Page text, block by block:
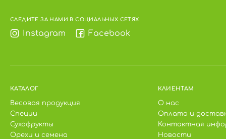
СЛЕДИТЕ ЗА НАМИ В СОЦИАЛЬНЫХ СЕТЯХ
Instagram Facebook
КАТАЛОГ
Весовая продукция
Специи
Сухофрукты
Орехи и семена
КЛИЕНТАМ
О нас
Оплата и
Контактная
Новости